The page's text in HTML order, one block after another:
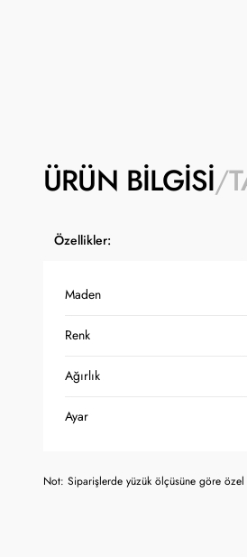
ÜRÜN BILGISI
Özellikler:
Maden
Renk
Ağırlık
Ayar
Not: Siparişlerde yüzük ölçüsüne göre özel